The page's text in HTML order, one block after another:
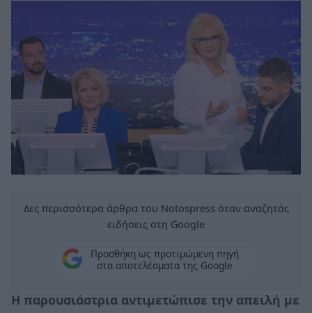
Δες περισσότερα άρθρα του Notospress όταν αναζητάς
ειδήσεις στη Google
Προσθήκη ως προτιμώμενη πηγή
στα αποτελέσματα της Google
Η παρουσιάστρια αντιμετώπισε την απειλή με